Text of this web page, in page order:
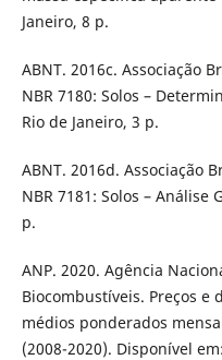
Janeiro, 8 p.
ABNT. 2016c. Associação
NBR 7180: Solos –
Rio de Janeiro, 3 p.
ABNT. 2016d. Associação
NBR 7181: Solos – Análise
p.
ANP. 2020. Agência
Biocombustíveis. Preços e
médios ponderados
(2008-2020). Disponível